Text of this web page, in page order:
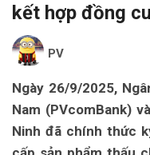
kết hợp đồng
PV
Ngày 26/9/2025,
Nam (PVcomBank)
Ninh đã chính thức